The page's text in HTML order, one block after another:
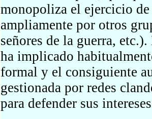
monopoliza el ejercicio
ampliamente por otros
señores de la guerra,
ha implicado
formal y el consiguiente
gestionada por redes
para defender sus